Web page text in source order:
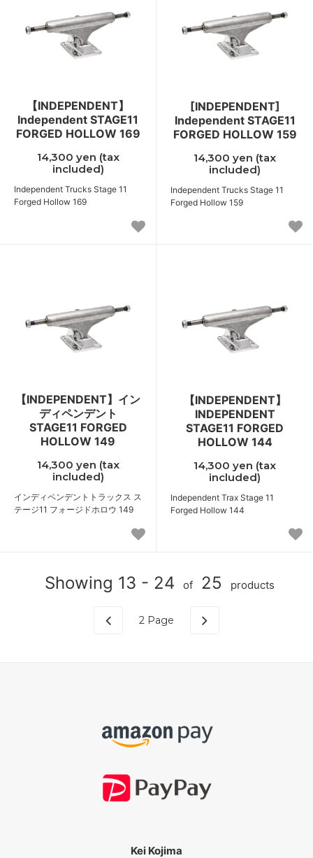
【INDEPENDENT】
Independent STAGE11
FORGED HOLLOW 169
14,300 yen (tax
included)
Independent Trucks Stage 11
Forged Hollow 169
[INDEPENDENT]
Independent STAGE11
FORGED HOLLOW 159
14,300 yen (tax
included)
Independent Trucks Stage 11
Forged Hollow 159
【INDEPENDENT】イン
ディペンデント
STAGE11 FORGED
HOLLOW 149
14,300 yen (tax
included)
インディペンデントトラックス ス
テージ11 フォージドホロウ 149
【INDEPENDENT】
INDEPENDENT
STAGE11 FORGED
HOLLOW 144
14,300 yen (tax
included)
Independent Trax Stage 11
Forged Hollow 144
Showing 13 - 24 of 25 products
2 Page
Kei Kojima